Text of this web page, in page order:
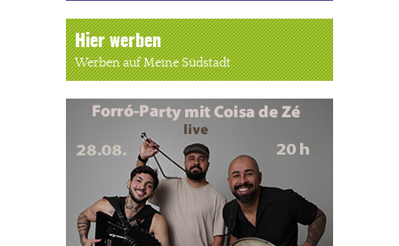
Hier werben
Werben auf Meine Südstadt